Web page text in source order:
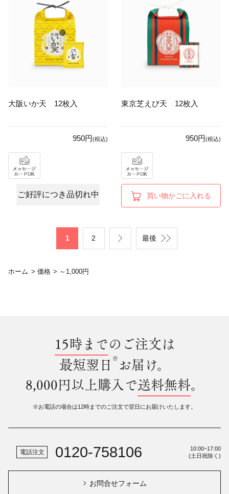
大阪いか天 12枚入
950円(税込)
ご好評につき品切れ中
東京芝えび天 12枚入
950円(税込)
買い物かごに入れる
1 2 最後
ホーム > 価格 > ～1,000円
15時までのご注文は
最短翌日 ※ お届け。
8,000円以上購入で送料無料。
※お電話の場合は12時までのご注文で翌日にお届けいたします。
電話注文 0120-758106
10:00~17:00
(土日祝除く)
お問合せフォーム